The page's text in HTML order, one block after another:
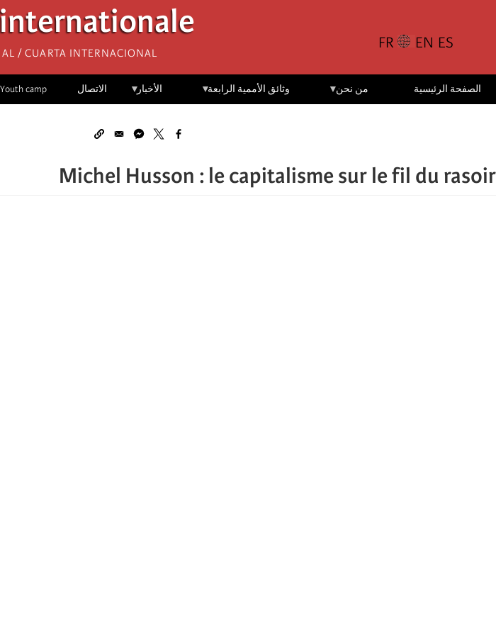
/ Cuarta Internacional
الصفحة الرئيسية من نحن وثائق الأممية الرابعة الأخبار الاتصال Youth camp
Michel Husson : le capitalisme sur le fil du rasoir